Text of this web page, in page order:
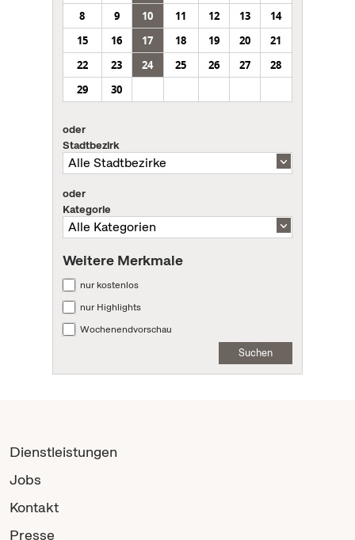
8
9 10 11 12 13
14
15
16 17 18 19 20
21
22
23 24 25 26 27
28
29
30
oder
Stadtbezirk
oder
Kategorie
Weitere Merkmale
nur kostenlos
nur Highlights
Wochenendvorschau
Suchen
Dienstleistungen
Jobs
Kontakt
Presse